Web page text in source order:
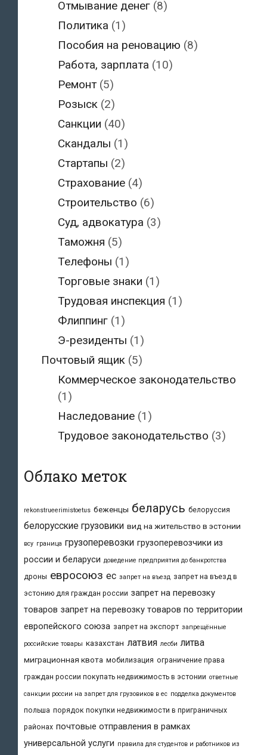
Отмывание денег (8)
Политика (1)
Пособия на реновацию (8)
Работа, зарплата (10)
Ремонт (5)
Розыск (2)
Санкции (40)
Скандалы (1)
Стартапы (2)
Страхование (4)
Строительство (6)
Суд, адвокатура (3)
Таможня (5)
Телефоны (1)
Торговые знаки (1)
Трудовая инспекция (1)
Флиппинг (1)
Э-резиденты (1)
Почтовый ящик(5)
Коммерческое законодательство
(1)
Наследование (1)
Трудовое законодательство (3)
Облако меток
rekonstrueerimistoetus беженцы беларусь белоруссия
белорусские грузовики вид на жительство в эстонии
всу граница грузоперевозки грузоперевозчики из
россии и беларуси доведение предприятия до банкротства
дроны евросоюз ес запрет на въезд запрет на въезд в
эстонию для граждан россии запрет на перевозку
товаров запрет на перевозку товаров по территории
европейского союза запрет на экспорт запрещённые
российские товары казахстан латвия лесби литва
миграционная квота мобилизация ограничение права
граждан россии покупать недвижимость в эстонии ответные
санкции россии на запрет для грузовиков в ес подделка документов
польша порядок покупки недвижимости в приграничных
районах почтовые отправления в рамках
универсальной услуги правила для студентов и работников из